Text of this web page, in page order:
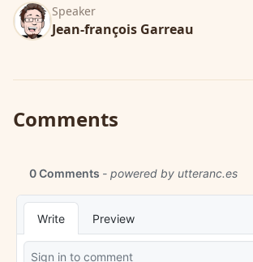
Speaker
Jean-françois Garreau
Comments